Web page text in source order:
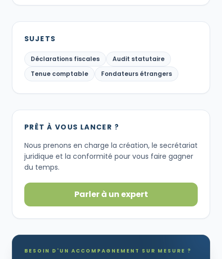
SUJETS
Déclarations fiscales
Audit statutaire
Tenue comptable
Fondateurs étrangers
PRÊT À VOUS LANCER ?
Nous prenons en charge la création, le secrétariat
juridique et la conformité pour vous faire gagner
du temps.
Parler à un expert
BESOIN D'UN ACCOMPAGNEMENT SUR MESURE ?